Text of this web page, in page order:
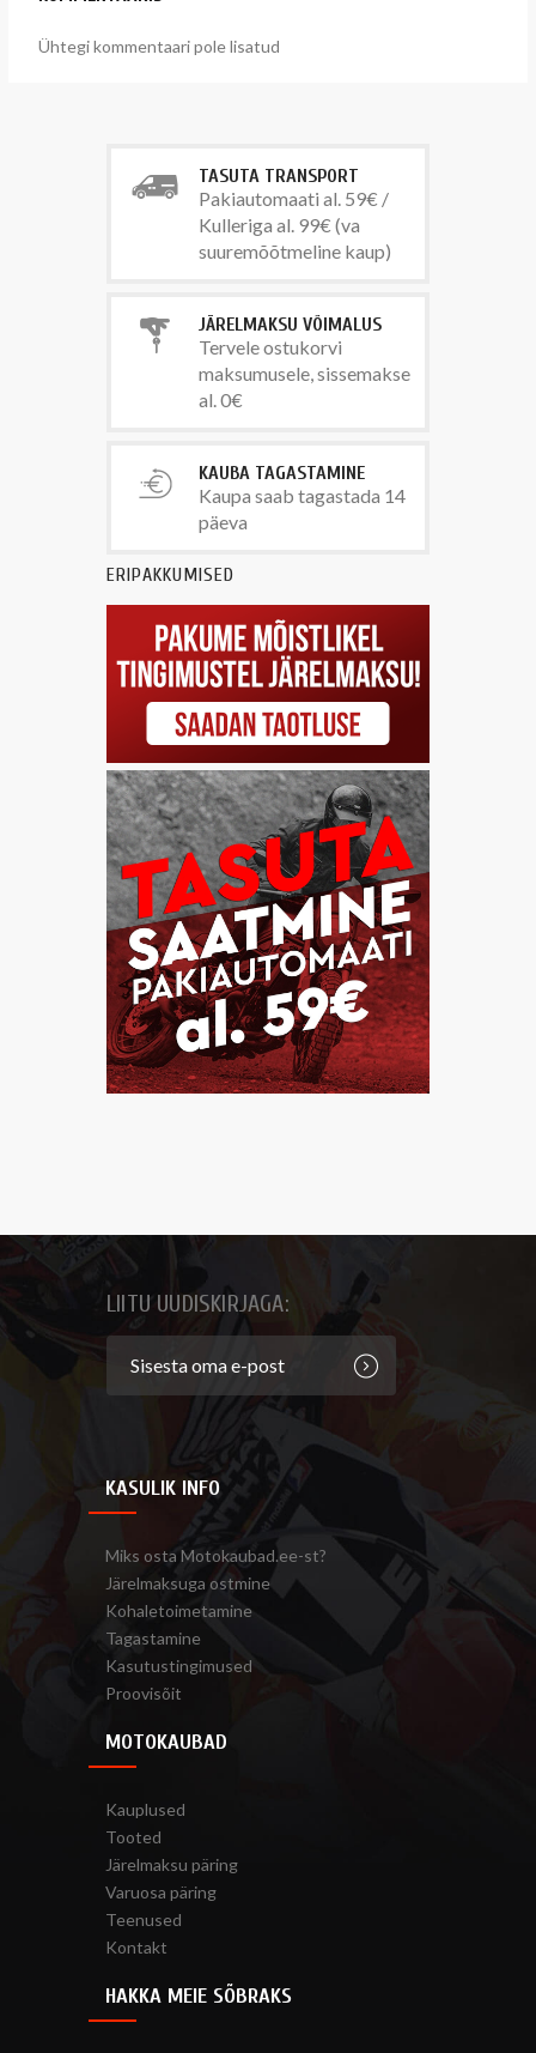
Ühtegi kommentaari pole lisatud
TASUTA TRANSPORT
Pakiautomaati al. 59€ /
Kulleriga al. 99€ (va
suuremõõtmeline kaup)
JÄRELMAKSU VÕIMALUS
Tervele ostukorvi
maksumusele, sissemakse
al. 0€
KAUBA TAGASTAMINE
Kaupa saab tagastada 14
päeva
ERIPAKKUMISED
LIITU UUDISKIRJAGA:
KASULIK INFO
Miks osta Motokaubad.ee-st?
Järelmaksuga ostmine
Kohaletoimetamine
Tagastamine
Kasutustingimused
Proovisõit
MOTOKAUBAD
Kauplused
Tooted
Järelmaksu päring
Varuosa päring
Teenused
Kontakt
HAKKA MEIE SÕBRAKS